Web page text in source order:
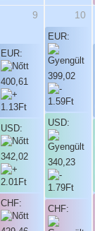
9
EUR:
400,61
USD:
342,02
CHF:
10
EUR:
399,02
USD:
340,23
CHF: